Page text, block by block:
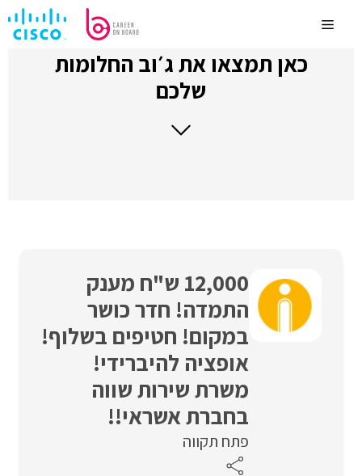
לתוכןMenu
כאן תמצאו את ג׳וב החלומות
שלכם
12,000 ש"ח מענק
התמדה! חדר כושר
במקום! חטיפים בשלוף!
אופציה להיברידי!
משרת שירות שווה
בחברת אשראי!!
פתח תקווה